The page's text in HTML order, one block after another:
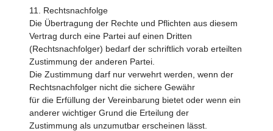
11. Rechtsnachfolge
Die Übertragung der Rechte und Pflichten aus diesem
Vertrag durch eine Partei auf einen Dritten
(Rechtsnachfolger) bedarf der schriftlich vorab erteilten
Zustimmung der anderen Partei.
Die Zustimmung darf nur verwehrt werden, wenn der
Rechtsnachfolger nicht die sichere Gewähr
für die Erfüllung der Vereinbarung bietet oder wenn ein
anderer wichtiger Grund die Erteilung der
Zustimmung als unzumutbar erscheinen lässt.